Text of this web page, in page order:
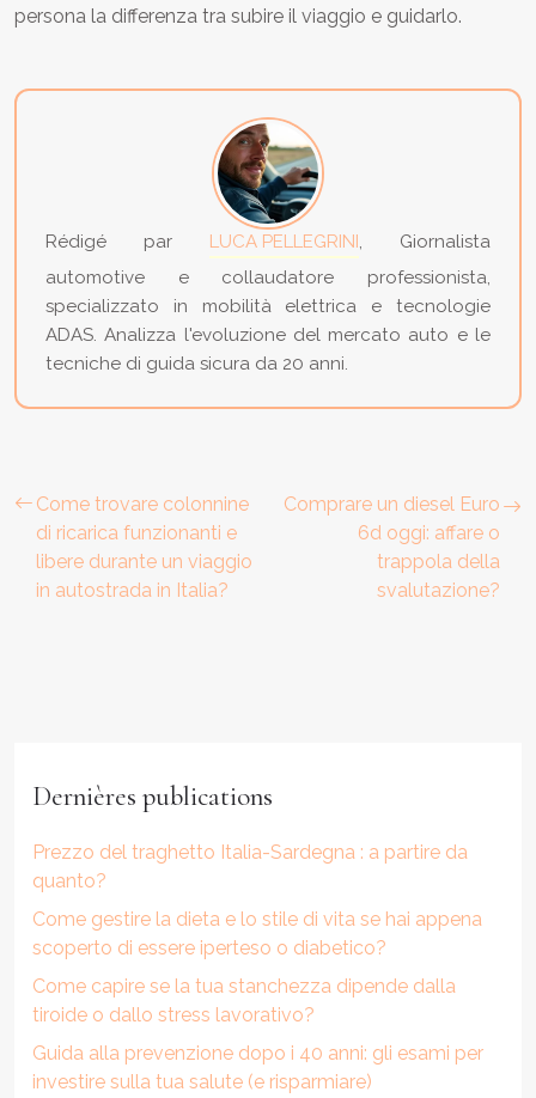
persona la differenza tra subire il viaggio e guidarlo.
Rédigé par LUCA PELLEGRINI, Giornalista
automotive e collaudatore professionista,
specializzato in mobilità elettrica e tecnologie
ADAS. Analizza l'evoluzione del mercato auto e le
tecniche di guida sicura da 20 anni.
Come trovare colonnine
di ricarica funzionanti e
libere durante un viaggio
in autostrada in Italia?
Comprare un diesel Euro
6d oggi: affare o
trappola della
svalutazione?
Dernières publications
Prezzo del traghetto Italia-Sardegna : a partire da
quanto?
Come gestire la dieta e lo stile di vita se hai appena
scoperto di essere iperteso o diabetico?
Come capire se la tua stanchezza dipende dalla
tiroide o dallo stress lavorativo?
Guida alla prevenzione dopo i 40 anni: gli esami per
investire sulla tua salute (e risparmiare)